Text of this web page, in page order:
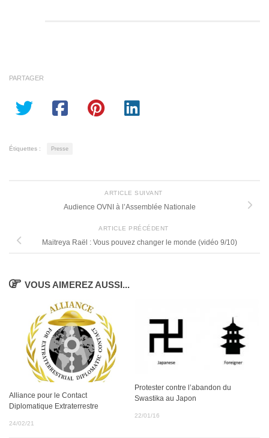
PARTAGER
Étiquettes : Presse
ARTICLE SUIVANT
Audience OVNI à l’Assemblée Nationale
ARTICLE PRÉCÉDENT
Maitreya Raël : Vous pouvez changer le monde (vidéo 9/10)
VOUS AIMEREZ AUSSI...
Alliance pour le Contact
Diplomatique Extraterrestre
24/02/21
Protester contre l’abandon du
Swastika au Japon
22/01/16